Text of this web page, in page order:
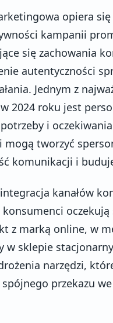
opiera
kampanii
się zachowania
autentyczności
Jednym z
2024 roku jest
i
tworzyć
komunikacji i
kanałów
z marką online, w
w sklepie
narzędzi,
przekazu